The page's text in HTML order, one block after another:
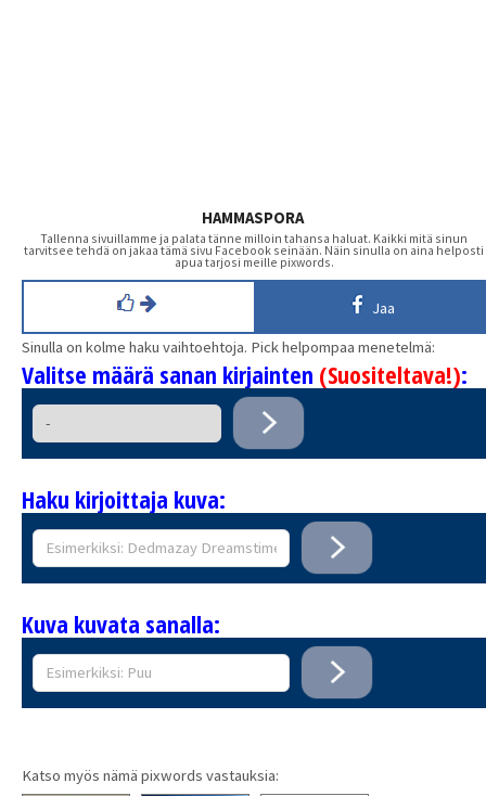
HAMMASPORA
Tallenna sivuillamme ja palata tänne milloin tahansa haluat. Kaikki mitä sinun
tarvitsee tehdä on jakaa tämä sivu Facebook seinään. Näin sinulla on aina helposti
apua tarjosi meille pixwords.
Jaa
Sinulla on kolme haku vaihtoehtoja. Pick helpompaa menetelmä:
Valitse määrä sanan kirjainten (Suositeltava!):
Haku kirjoittaja kuva:
Kuva kuvata sanalla:
Katso myös nämä pixwords vastauksia: